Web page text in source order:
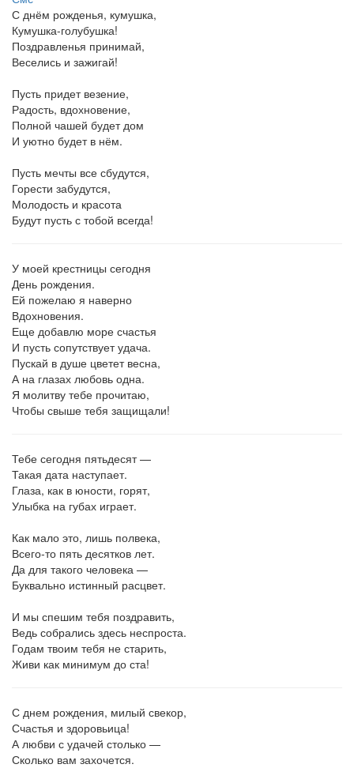
С днём рожденья, кумушка,
Кумушка-голубушка!
Поздравленья принимай,
Веселись и зажигай!
Пусть придет везение,
Радость, вдохновение,
Полной чашей будет дом
И уютно будет в нём.
Пусть мечты все сбудутся,
Горести забудутся,
Молодость и красота
Будут пусть с тобой всегда!
У моей крестницы сегодня
День рождения.
Ей пожелаю я наверно
Вдохновения.
Еще добавлю море счастья
И пусть сопутствует удача.
Пускай в душе цветет весна,
А на глазах любовь одна.
Я молитву тебе прочитаю,
Чтобы свыше тебя защищали!
Тебе сегодня пятьдесят —
Такая дата наступает.
Глаза, как в юности, горят,
Улыбка на губах играет.
Как мало это, лишь полвека,
Всего-то пять десятков лет.
Да для такого человека —
Буквально истинный расцвет.
И мы спешим тебя поздравить,
Ведь собрались здесь неспроста.
Годам твоим тебя не старить,
Живи как минимум до ста!
С днем рождения, милый свекор,
Счастья и здоровьица!
А любви с удачей столько —
Сколько вам захочется.